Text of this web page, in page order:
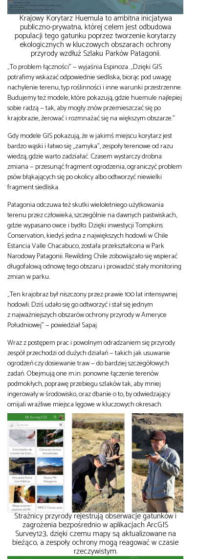
Krajowy Korytarz Huemula to ambitna inicjatywa
publiczno-prywatna, której celem jest odbudowa
populacji tego gatunku poprzez tworzenie korytarzy
ekologicznych w kluczowych obszarach ochrony
przyrody wzdłuż Szlaku Parków Patagonii.
„To problem łączności” — wyjaśnia Espinoza. „Dzięki GIS
potrafimy wskazać odpowiednie siedliska, biorąc pod uwagę
nachylenie terenu, typ roślinności i inne warunki przestrzenne.
Budujemy też modele, które pokazują, gdzie huemule najlepiej
sobie radzą — tak, aby mogły znów przemieszczać się po
krajobrazie, żerować i rozmnażać się na większym obszarze.”
Gdy modele GIS pokazują, że w jakimś miejscu korytarz jest
bardzo wąski i łatwo się „zamyka”, zespoły terenowe od razu
wiedzą, gdzie warto zadziałać. Czasem wystarczy drobna
zmiana — przesunąć fragment ogrodzenia, ograniczyć problem
psów błąkających się po okolicy albo odtworzyć niewielki
fragment siedliska.
Patagonia odczuwa też skutki wieloletniego użytkowania
terenu przez człowieka, szczególnie na dawnych pastwiskach,
gdzie wypasano owce i bydło. Dzięki inwestycji Tompkins
Conservation, kiedyś jedna z największych hodowli w Chile
Estancia Valle Chacabuco, została przekształcona w Park
Narodowy Patagonii. Rewilding Chile zobowiązało się wspierać
długofalową odnowę tego obszaru i prowadzić stały monitoring
zmian w parku.
„Ten krajobraz był niszczony przez prawie 100 lat intensywnej
hodowli. Dziś udało się go odtworzyć i stał się jednym
z najważniejszych obszarów ochrony przyrody w Ameryce
Południowej” — powiedział Sapaj.
Wraz z postępem prac i powolnym odradzaniem się przyrody
zespół przechodzi od dużych działań — takich jak usuwanie
ogrodzeń czy dosiewanie traw — do bardziej szczegółowych
zadań. Obejmują one m.in. ponowne łączenie terenów
podmokłych, poprawę przebiegu szlaków tak, aby mniej
ingerowały w środowisko, oraz dbanie o to, by odwiedzający
omijali wrażliwe miejsca lęgowe w kluczowych okresach.
Strażnicy przyrody rejestrują obserwacje gatunków i
zagrożenia bezpośrednio w aplikacjach ArcGIS
Survey123, dzięki czemu mapy są aktualizowane na
bieżąco, a zespoły ochrony mogą reagować w czasie
rzeczywistym.